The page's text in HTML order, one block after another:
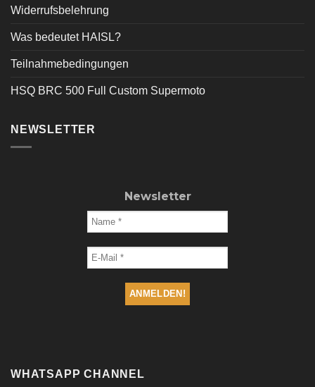
Widerrufsbelehrung
Was bedeutet HAISL?
Teilnahmebedingungen
HSQ BRC 500 Full Custom Supermoto
NEWSLETTER
Newsletter
WHATSAPP CHANNEL